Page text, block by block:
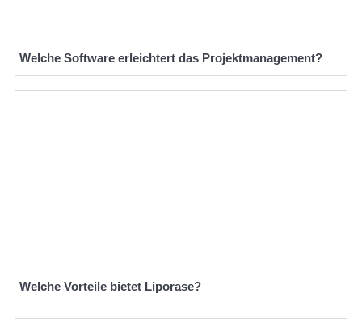
Welche Software erleichtert das Projektmanagement?
Welche Vorteile bietet Liporase?